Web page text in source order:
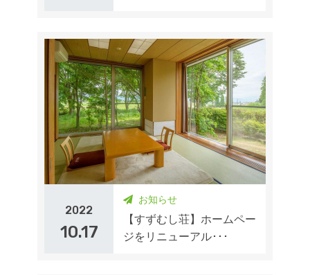
2022
10.17
お知らせ
【すずむし荘】ホームペー
ジをリニューアル･･･